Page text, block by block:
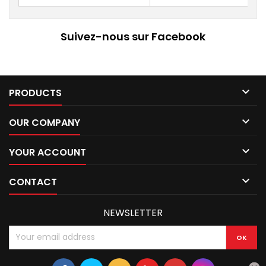
Suivez-nous sur Facebook
PRODUCTS 
OUR COMPANY 
YOUR ACCOUNT 
CONTACT 
NEWSLETTER